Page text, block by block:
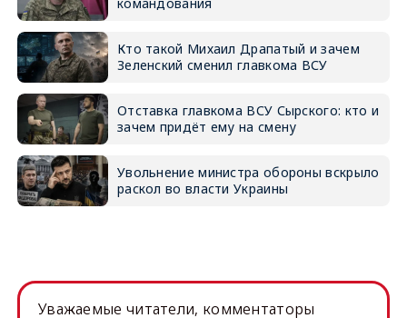
Кто такой Михаил Драпатый и зачем
Зеленский сменил главкома ВСУ
Отставка главкома ВСУ Сырского: кто и
зачем придёт ему на смену
Увольнение министра обороны вскрыло
раскол во власти Украины
Уважаемые читатели, комментаторы